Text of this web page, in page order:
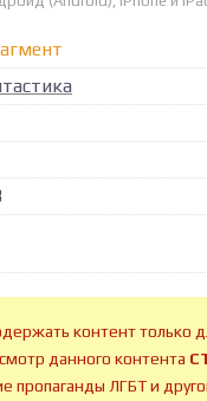
контент только
данного контента
пропаганды ЛГБТ и